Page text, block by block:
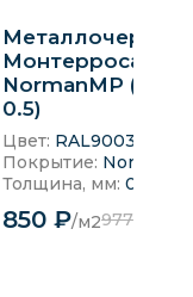
Монтерроса-S
NormanMP (ПЭ-
0.5)
Цвет: RAL9003
Покрытие:
Толщина, мм: 0.5 мм
850 ₽/м2977 ₽